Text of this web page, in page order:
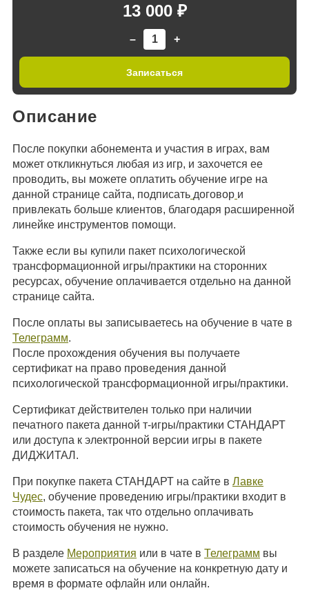
13 000 ₽
– +
Записаться
Описание
После покупки абонемента и участия в играх, вам
может откликнуться любая из игр, и захочется ее
проводить, вы можете оплатить обучение игре на
данной странице сайта, подписать договор и
привлекать больше клиентов, благодаря расширенной
линейке инструментов помощи.
Также если вы купили пакет психологической
трансформационной игры/практики на сторонних
ресурсах, обучение оплачивается отдельно на данной
странице сайта.
После оплаты вы записываетесь на обучение в чате в
Телеграмм.
После прохождения обучения вы получаете
сертификат на право проведения данной
психологической трансформационной игры/практики.
Сертификат действителен только при наличии
печатного пакета данной т-игры/практики СТАНДАРТ
или доступа к электронной версии игры в пакете
ДИДЖИТАЛ.
При покупке пакета СТАНДАРТ на сайте в Лавке
Чудес, обучение проведению игры/практики входит в
стоимость пакета, так что отдельно оплачивать
стоимость обучения не нужно.
В разделе Мероприятия или в чате в Телеграмм вы
можете записаться на обучение на конкретную дату и
время в формате офлайн или онлайн.